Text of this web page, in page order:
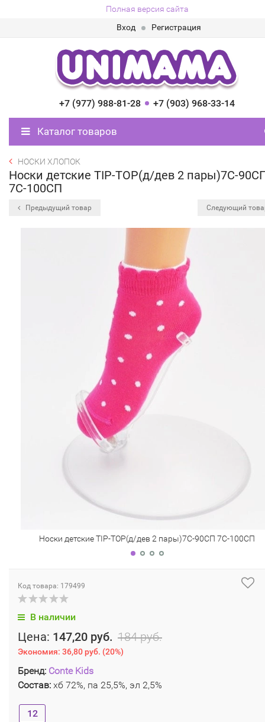
Полная версия сайта
Вход
Регистрация
+7 (977) 988-81-28 +7 (903) 968-33-14
Каталог товаров
НОСКИ ХЛОПОК
Носки детские TIP-TOP(д/дев 2 пары)7С-
7С-100СП
Предыдущий товар Следующий
Носки детские TIP-TOP(д/дев 2 пары)7С-90СП 7С-100СП
Код товара: 179499
В наличии
Цена: 147,20 руб. 184 руб.
Экономия: 36,80 руб. (20%)
Бренд: Conte Kids
Состав: хб 72%, па 25,5%, эл 2,5%
12